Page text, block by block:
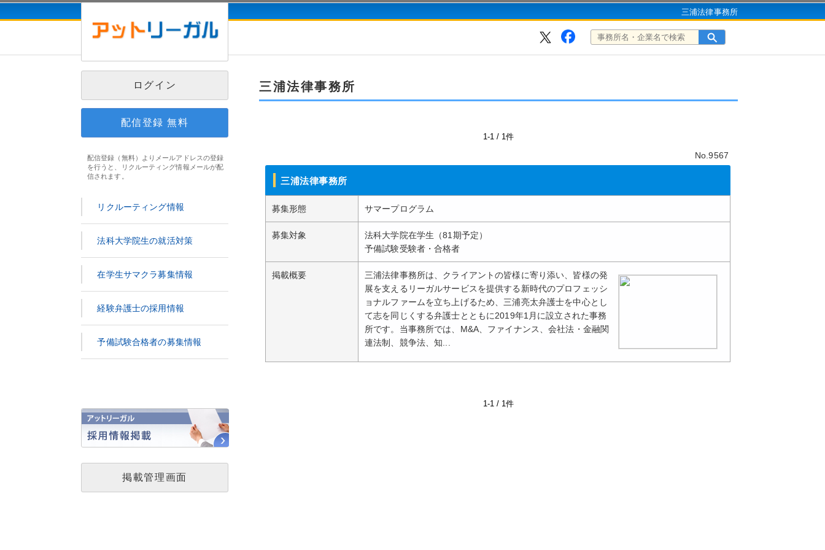
三浦法律事務所
三浦法律事務所
1-1 / 1件
No.9567
三浦法律事務所
募集形態 サマープログラム
募集対象
法科大学院在学生（81期予定）
予備試験受験者・合格者
掲載概要
三浦法律事務所は、クライアントの皆様に寄り添い、皆様の発
展を支えるリーガルサービスを提供する新時代のプロフェッシ
ョナルファームを立ち上げるため、三浦亮太弁護士を中心とし
て志を同じくする弁護士とともに2019年1月に設立された事務
所です。当事務所では、M&A、ファイナンス、会社法・金融関
連法制、競争法、知...
1-1 / 1件
ログイン
配信登録 無料
配信登録（無料）よりメールアドレスの登録
を行うと、リクルーティング情報メールが配
信されます。
リクルーティング情報
法科大学院生の就活対策
在学生サマクラ募集情報
経験弁護士の採用情報
予備試験合格者の募集情報
掲載管理画面